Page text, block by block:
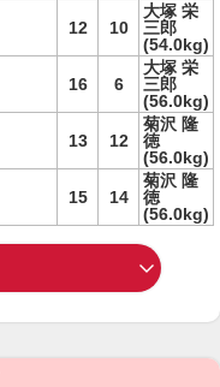
12 10
大塚 栄
三郎
(54.0kg)
16 6
大塚 栄
三郎
(56.0kg)
13 12
菊沢 隆
徳
(56.0kg)
15 14
菊沢 隆
徳
(56.0kg)